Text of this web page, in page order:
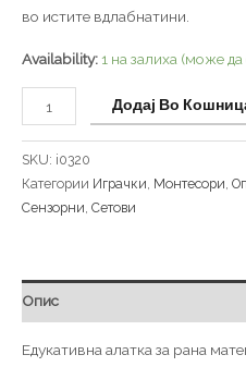
во истите вдлабнатини.
Availability:1 на залиха (може
Додај Во
SKU: i0320
Категории Играчки, Монтесори,
Сензорни, Сетови
Опис
Едукативна алатка за рана